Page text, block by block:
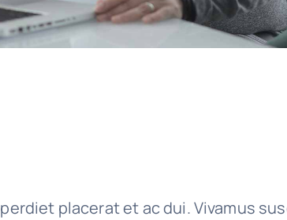
placerat et ac dui. Vivamus